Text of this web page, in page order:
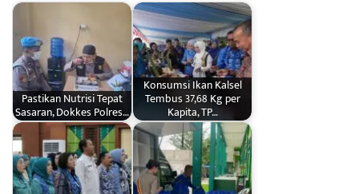
Pastikan Nutrisi Tepat
Sasaran, Dokkes Polres…
Konsumsi Ikan Kalsel
Tembus 37,68 Kg per
Kapita, TP…